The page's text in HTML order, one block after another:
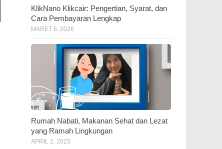
KlikNano Klikcair: Pengertian, Syarat, dan
Cara Pembayaran Lengkap
MARET 6, 2026
Rumah Nabati, Makanan Sehat dan Lezat
yang Ramah Lingkungan
APRIL 2, 2023